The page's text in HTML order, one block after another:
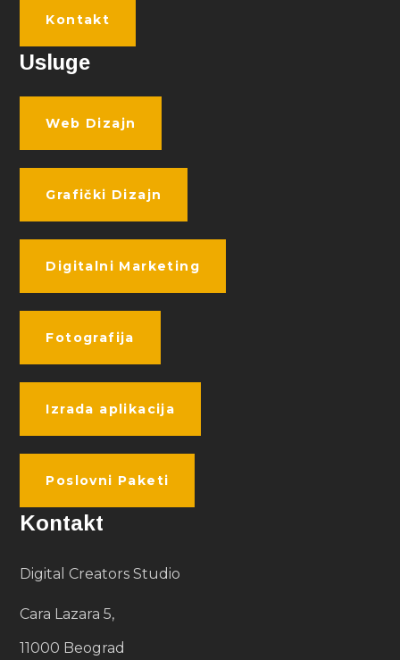
Kontakt
Usluge
Web Dizajn
Grafički Dizajn
Digitalni Marketing
Fotografija
Izrada aplikacija
Poslovni Paketi
Kontakt
Digital Creators Studio
Cara Lazara 5,
11000 Beograd